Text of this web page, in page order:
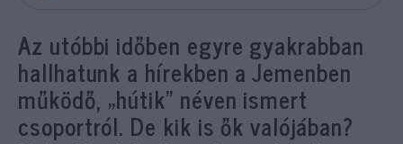
Az utóbbi időben egyre gyakrabban
hallhatunk a hírekben a Jemenben
működő, „hútik” néven ismert
csoportról. De kik is ők valójában?